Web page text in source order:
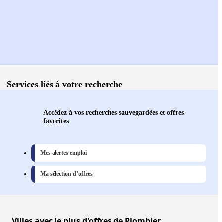
Services liés à votre recherche
Accédez à vos recherches sauvegardées et offres
favorites
Mes alertes emploi
Ma sélection d’offres